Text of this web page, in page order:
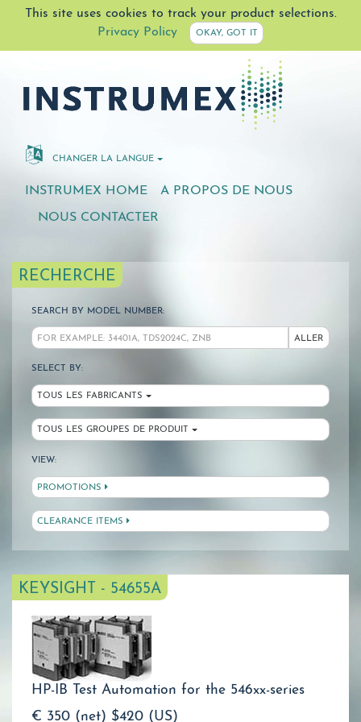
This site uses cookies to track your product selections.
Privacy Policy
OKAY, GOT IT
CHANGER LA LANGUE
INSTRUMEX HOME A PROPOS DE NOUS
NOUS CONTACTER
RECHERCHE
SEARCH BY MODEL NUMBER:
ALLER
SELECT BY:
TOUS LES FABRICANTS
TOUS LES GROUPES DE PRODUIT
VIEW:
PROMOTIONS
CLEARANCE ITEMS
KEYSIGHT - 54655A
HP-IB Test Automation for the 546xx-series
€ 350 (net) $420 (US)